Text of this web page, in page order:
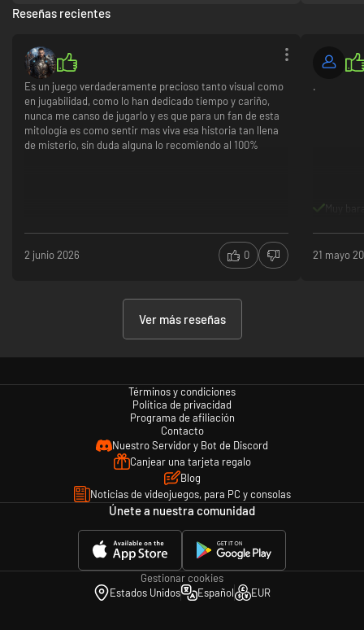
Reseñas recientes
Es un juego verdaderamente precioso tanto visual como
en jugabilidad, como lo han dedicado tiempo y cariño,
nunca me canso de jugarlo y es que para un fan de esta
mitología es como sentir mas viva esa historia tan llena
de misterio, sin duda alguna lo recomiendo al 100%
2 junio 2026 0
.
Muy
21 mayo
Ver más reseñas
Términos y condiciones
Política de privacidad
Programa de afiliación
Contacto
Nuestro Servidor y Bot de Discord
Canjear una tarjeta regalo
Blog
Noticias de videojuegos, para PC y consolas
Únete a nuestra comunidad
Gestionar cookies
Estados Unidos
Español EUR